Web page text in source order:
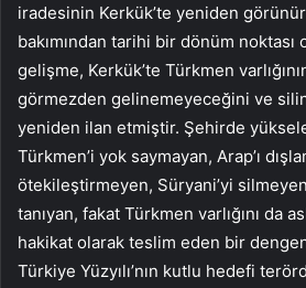
iradesinin Kerkük’te yeniden
bakımından tarihi bir dönüm
gelişme, Kerkük’te Türkmen
görmezden gelinemeyeceğini ve
yeniden ilan etmiştir. Şehirde
Türkmen’i yok saymayan, Arap’ı
ötekileştirmeyen, Süryani’yi
tanıyan, fakat Türkmen varlığını da
hakikat olarak teslim eden bir
Türkiye Yüzyılı’nın kutlu hedefi